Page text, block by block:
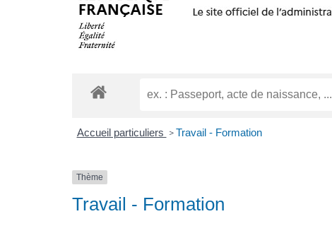
Accueil particuliers > Travail - Formation
Thème
Travail - Formation